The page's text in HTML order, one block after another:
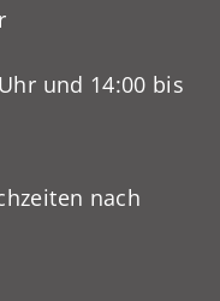
und 14:00 bis
nach